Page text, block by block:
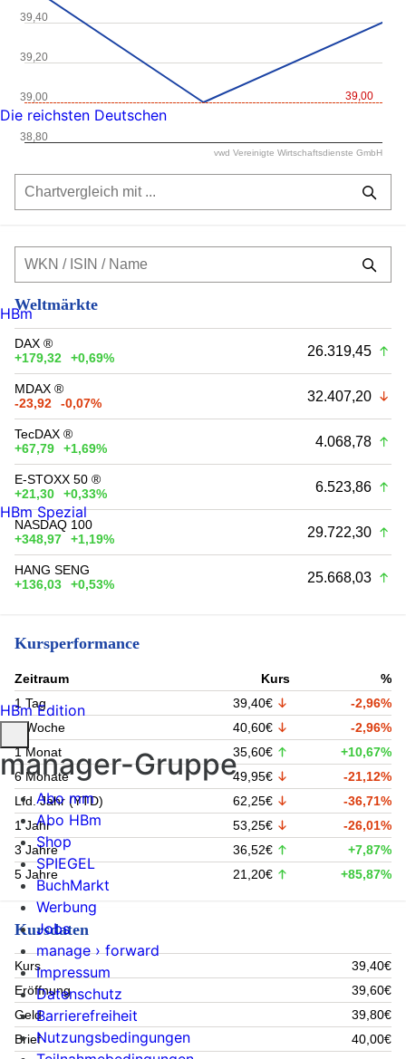
39,00
39,00
38,80
39,20
39,40
vwd Vereinigte Wirtschaftsdienste GmbH
Weltmärkte
DAX ®
+179,32
+0,69% 26.319,45
MDAX ®
-23,92
-0,07% 32.407,20
TecDAX ®
+67,79
+1,69% 4.068,78
E-STOXX 50 ®
+21,30
+0,33% 6.523,86
NASDAQ 100
+348,97
+1,19% 29.722,30
HANG SENG
+136,03
+0,53% 25.668,03
Kursperformance
Zeitraum Kurs
%
1 Tag
39,40€
-2,96%
1 Woche
40,60€
-2,96%
1 Monat
35,60€
+10,67%
6 Monate
49,95€
-21,12%
Lfd. Jahr (YTD)
62,25€
-36,71%
1 Jahr
53,25€
-26,01%
3 Jahre
36,52€
+7,87%
5 Jahre
21,20€ +85,87%
Kursdaten
Kurs
39,40€
Eröffnung
39,60€
Geld
39,80€
Brief
40,00€
Die reichsten Deutschen
HBm
HBm Spezial
HBm Edition
manager-Gruppe
Abo mm
Abo HBm
Shop
SPIEGEL
BuchMarkt
Werbung
Jobs
manage › forward
Impressum
Datenschutz
Barrierefreiheit
Nutzungsbedingungen